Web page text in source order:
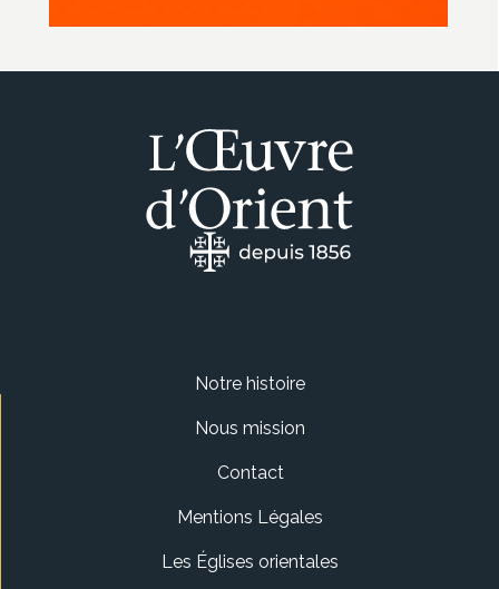
Notre histoire
Nous mission
Contact
Mentions Légales
Les Églises orientales